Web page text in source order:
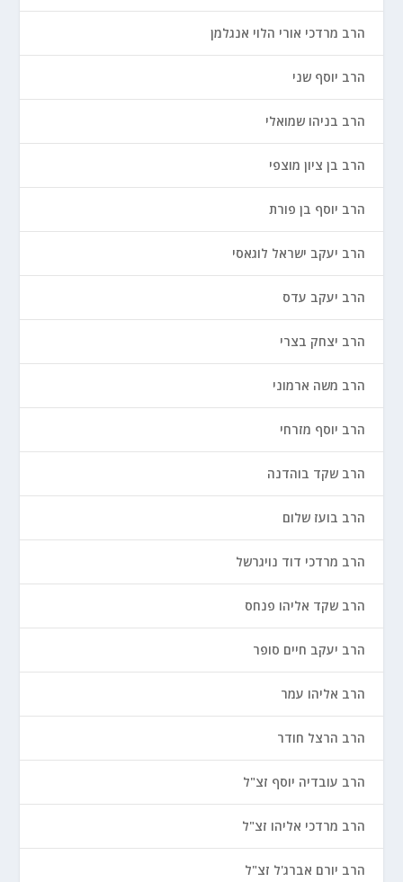
הרב מרדכי אורי הלוי אנגלמן
הרב יוסף שני
הרב בניהו שמואלי
הרב בן ציון מוצפי
הרב יוסף בן פורת
הרב יעקב ישראל לוגאסי
הרב יעקב עדס
הרב יצחק בצרי
הרב משה ארמוני
הרב יוסף מזרחי
הרב שקד בוהדנה
הרב בועז שלום
הרב מרדכי דוד נויגרשל
הרב שקד אליהו פנחס
הרב יעקב חיים סופר
הרב אליהו עמר
הרב הרצל חודר
הרב עובדיה יוסף זצ"ל
הרב מרדכי אליהו זצ"ל
הרב יורם אברג'ל זצ"ל